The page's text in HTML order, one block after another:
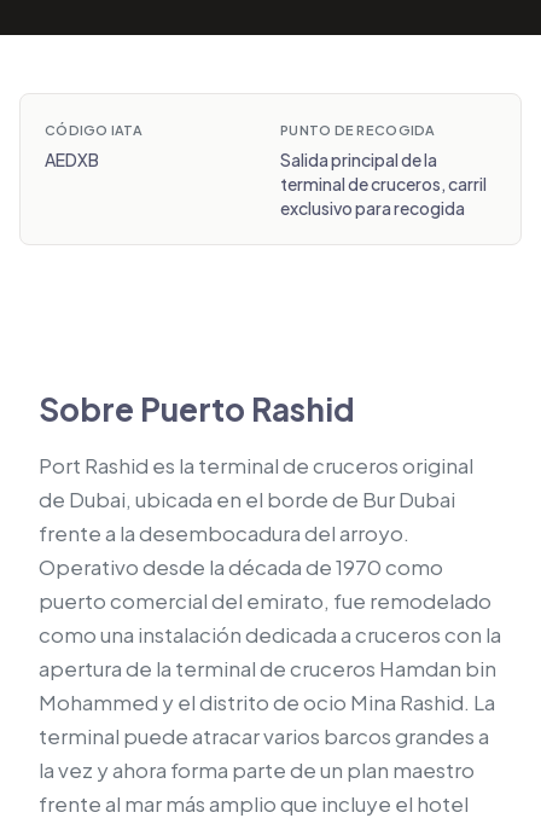
CÓDIGO IATA
AEDXB
PUNTO DE RECOGIDA
Salida principal de la
terminal de cruceros, carril
exclusivo para recogida
Sobre Puerto Rashid
Port Rashid es la terminal de cruceros original
de Dubai, ubicada en el borde de Bur Dubai
frente a la desembocadura del arroyo.
Operativo desde la década de 1970 como
puerto comercial del emirato, fue remodelado
como una instalación dedicada a cruceros con la
apertura de la terminal de cruceros Hamdan bin
Mohammed y el distrito de ocio Mina Rashid. La
terminal puede atracar varios barcos grandes a
la vez y ahora forma parte de un plan maestro
frente al mar más amplio que incluye el hotel